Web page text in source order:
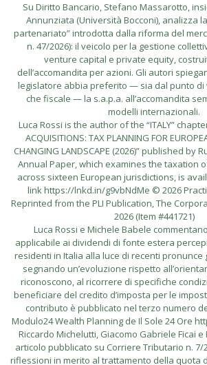
Su Diritto Bancario, Stefano Massarotto,
Annunziata (Università Bocconi), analizza
partenariato” introdotta dalla riforma del
n. 47/2026): il veicolo per la gestione
venture capital e private equity,
dell’accomandita per azioni. Gli autori
legislatore abbia preferito — sia dal punto di
che fiscale — la s.a.p.a. all’accomandita
modelli internazionali.
Luca Rossi is the author of the “ITALY”
ACQUISITIONS: TAX PLANNING FOR
CHANGING LANDSCAPE (2026)” published by
Annual Paper, which examines the taxation
across sixteen European jurisdictions, is
link https://lnkd.in/g9vbNdMe © 2026
Reprinted from the PLI Publication, The
2026 (Item #441721)
Luca Rossi e Michele Babele
applicabile ai dividendi di fonte estera
residenti in Italia alla luce di recenti pronunce
segnando un’evoluzione rispetto
riconoscono, al ricorrere di specifiche
beneficiare del credito d’imposta per le
contributo è pubblicato nel terzo numero
Modulo24 Wealth Planning de Il Sole 24 Ore
Riccardo Michelutti, Giacomo Gabriele Ficai e
articolo pubblicato su Corriere Tributario n. 7/
riflessioni in merito al trattamento della quota